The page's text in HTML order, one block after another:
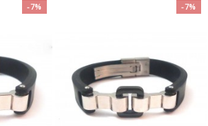
-7% -7%